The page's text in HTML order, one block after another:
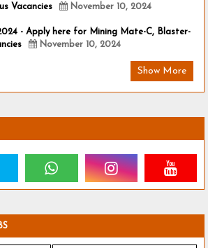
Vacancies
November 10, 2024
- Apply here for Mining Mate-C, Blaster-
November 10, 2024
Show More